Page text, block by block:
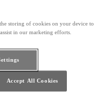
storing of cookies on your device to
in our marketing efforts.
Accept All Cookies